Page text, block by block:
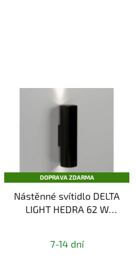
DOPRAVA ZDARMA
Nástěnné svítidlo DELTA
LIGHT HEDRA 62 W
7-14 dní